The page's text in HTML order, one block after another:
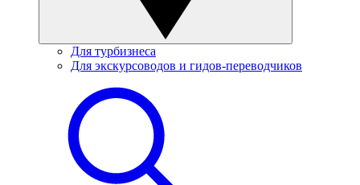
Для турбизнеса
Для экскурсоводов и гидов-переводчиков